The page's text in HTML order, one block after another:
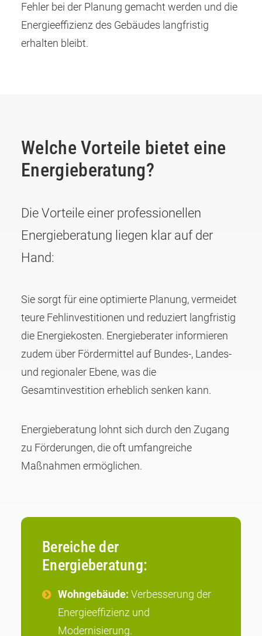
Fehler bei der Planung gemacht werden und die
Energieeffizienz des Gebäudes langfristig
erhalten bleibt.
Welche Vorteile bietet eine
Energieberatung?
Die Vorteile einer professionellen
Energieberatung liegen klar auf der
Hand:
Sie sorgt für eine optimierte Planung, vermeidet
teure Fehlinvestitionen und reduziert langfristig
die Energiekosten. Energieberater informieren
zudem über Fördermittel auf Bundes-, Landes-
und regionaler Ebene, was die
Gesamtinvestition erheblich senken kann.
Energieberatung lohnt sich durch den Zugang
zu Förderungen, die oft umfangreiche
Maßnahmen ermöglichen.
Bereiche der
Energieberatung:
Wohngebäude: Verbesserung der
Energieeffizienz und
Modernisierung.